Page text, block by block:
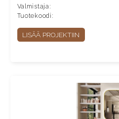
Valmistaja:
Tuotekoodi:
LISÄÄ PROJEKTIIN